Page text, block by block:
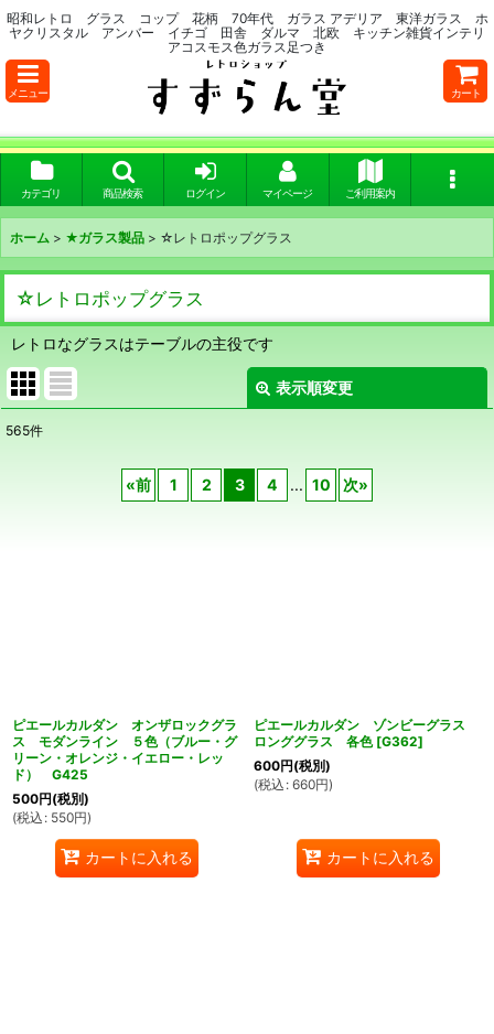
昭和レトロ グラス コップ 花柄 70年代 ガラス アデリア 東洋ガラス ホ
ヤクリスタル アンバー イチゴ 田舎 ダルマ 北欧 キッチン雑貨インテリ
アコスモス色ガラス足つき
メニュー カート
カテゴリ 商品検索 ログイン マイページ ご利用案内
ホーム > ★ガラス製品 > ☆レトロポップグラス
☆レトロポップグラス
レトロなグラスはテーブルの主役です
表示順変更
565件
«前 1 2 3 4 ... 10 次»
ピエールカルダン オンザロックグラ
ス モダンライン ５色（ブルー・グ
リーン・オレンジ・イエロー・レッ
ド） G425
500円(税別)
(税込 : 550円)
カートに入れる
ピエールカルダン ゾンビーグラス
ロンググラス 各色 [G362]
600円(税別)
(税込 : 660円)
カートに入れる